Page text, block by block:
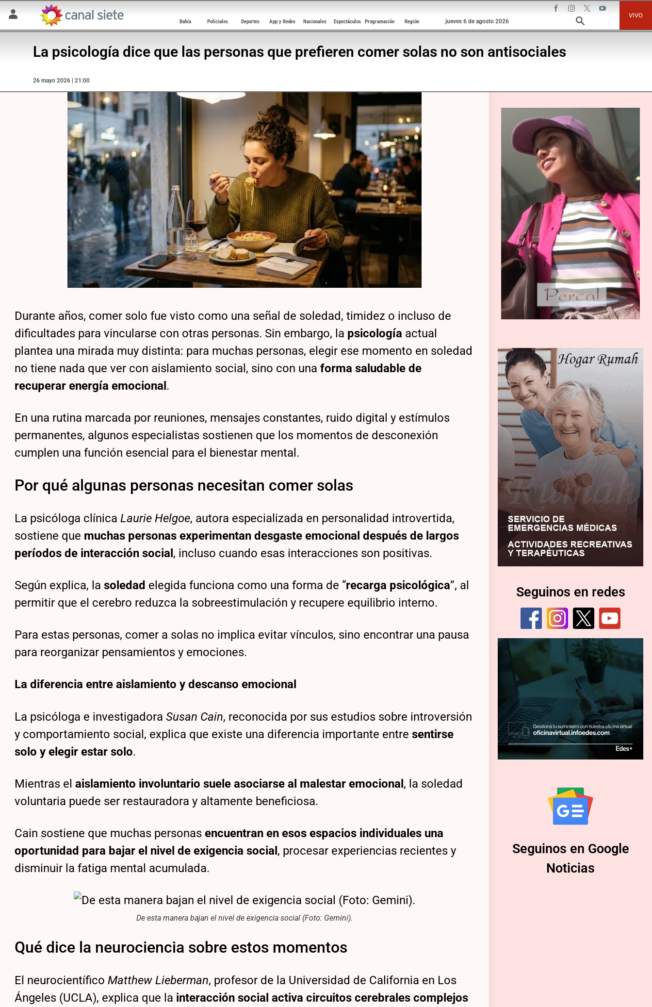
Bahía Policiales Deportes App y Redes Nacionales Espectáculos Programación Región jueves 6 de agosto 2026
VIVO
La psicología dice que las personas que prefieren comer solas no son antisociales
26 mayo 2026 | 21:00
Durante años, comer solo fue visto como una señal de soledad, timidez o incluso de
dificultades para vincularse con otras personas. Sin embargo, la psicología actual
plantea una mirada muy distinta: para muchas personas, elegir ese momento en soledad
no tiene nada que ver con aislamiento social, sino con unaforma saludable de
recuperar energía emocional .
En una rutina marcada por reuniones, mensajes constantes, ruido digital y estímulos
permanentes, algunos especialistas sostienen que los momentos de desconexión
cumplen una función esencial para el bienestar mental.
Por qué algunas personas necesitan comer solas
La psicóloga clínicaLaurie Helgoe, autora especializada en personalidad introvertida,
sostiene que muchas personas experimentan desgaste emocional después de largos
períodos de interacción social, incluso cuando esas interacciones son positivas.
Según explica, lasoledad elegida funciona como una forma de “recarga psicológica”, al
permitir que el cerebro reduzca la sobreestimulación y recupere equilibrio interno.
Para estas personas, comer a solas no implica evitar vínculos, sino encontrar una pausa
para reorganizar pensamientos y emociones.
La diferencia entre aislamiento y descanso emocional
La psicóloga e investigadoraSusan Cain, reconocida por sus estudios sobre introversión
y comportamiento social, explica que existe una diferencia importante entresentirse
solo y elegir estar solo.
Mientras elaislamiento involuntario suele asociarse al malestar emocional, la soledad
voluntaria puede ser restauradora y altamente beneficiosa.
Cain sostiene que muchas personasencuentran en esos espacios individuales una
oportunidad para bajar el nivel de exigencia social , procesar experiencias recientes y
disminuir la fatiga mental acumulada.
De esta manera bajan el nivel de exigencia social (Foto: Gemini).
Qué dice la neurociencia sobre estos momentos
El neurocientíficoMatthew Lieberman, profesor de la Universidad de California en Los
Ángeles (UCLA), explica que la interacción social activa circuitos cerebrales complejos
Seguinos en redes
Seguinos en Google
Noticias